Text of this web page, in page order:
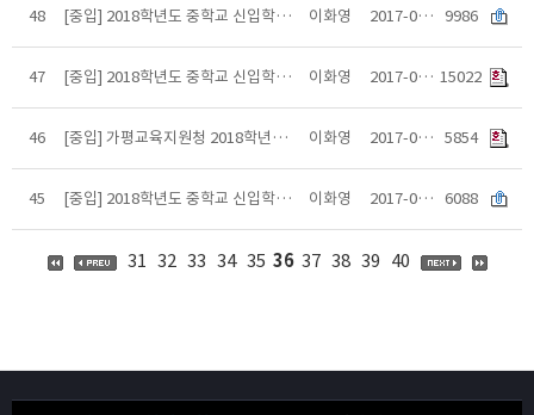
48 [중입] 2018학년도 중학교 신입학 사회통합 및 특례전형 지원자격 사전검토 안내 이화영 2017-07-13 9986
47 [중입] 2018학년도 중학교 신입학 일반전형 학교장추천공문 예시양식 이화영 2017-07-13 15022
46 [중입] 가평교육지원청 2018학년도 중학교 신입학 특례 자격 심사 계획 안내 이화영 2017-06-16 5854
45 [중입] 2018학년도 중학교 신입학 담임교사 추천서 영문본 이화영 2017-06-12 6088
31 32 33 34 35 36 37 38 39 40